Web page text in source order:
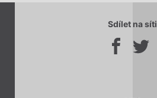
Sdílet na síti